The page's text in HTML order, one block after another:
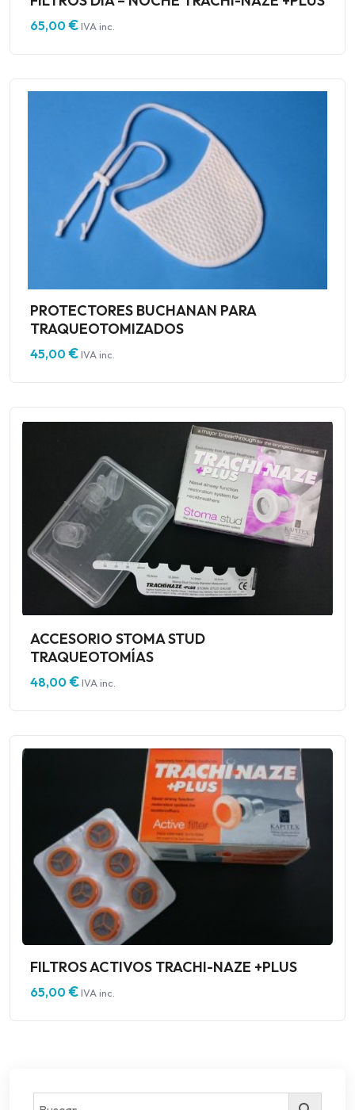
65,00€IVA inc.
PROTECTORES BUCHANAN PARA
TRAQUEOTOMIZADOS
45,00€IVA inc.
ACCESORIO STOMA STUD
TRAQUEOTOMÍAS
48,00€IVA inc.
FILTROS ACTIVOS TRACHI-NAZE +PLUS
65,00€IVA inc.